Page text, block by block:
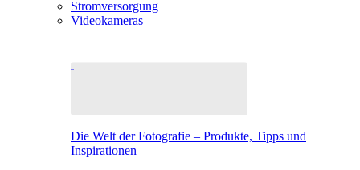
Stromversorgung
Videokameras
Die Welt der Fotografie – Produkte, Tipps und
Inspirationen